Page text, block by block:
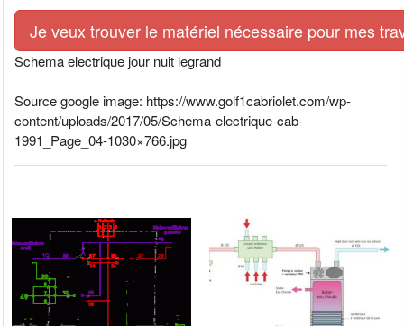
Je veux trouver le matériel nécessaire pour mes
Schema electrique jour nuit legrand
Source google image: https://www.golf1cabriolet.com/wp-
content/uploads/2017/05/Schema-electrique-cab-
1991_Page_04-1030×766.jpg